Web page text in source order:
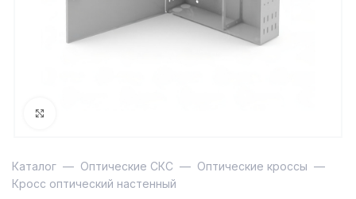
Каталог — Оптические СКС — Оптические кроссы —
Кросс оптический настенный